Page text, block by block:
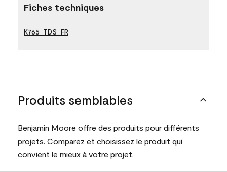
Fiches techniques
K765_TDS_FR
Produits semblables
Benjamin Moore offre des produits pour différents
projets. Comparez et choisissez le produit qui
convient le mieux à votre projet.